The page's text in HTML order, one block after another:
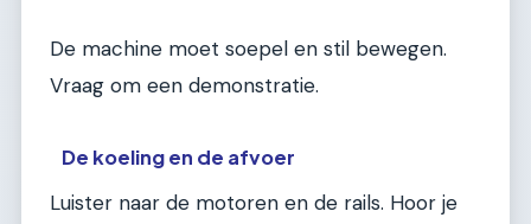
De machine moet soepel en stil bewegen.
Vraag om een demonstratie.
De koeling en de afvoer
Luister naar de motoren en de rails. Hoor je